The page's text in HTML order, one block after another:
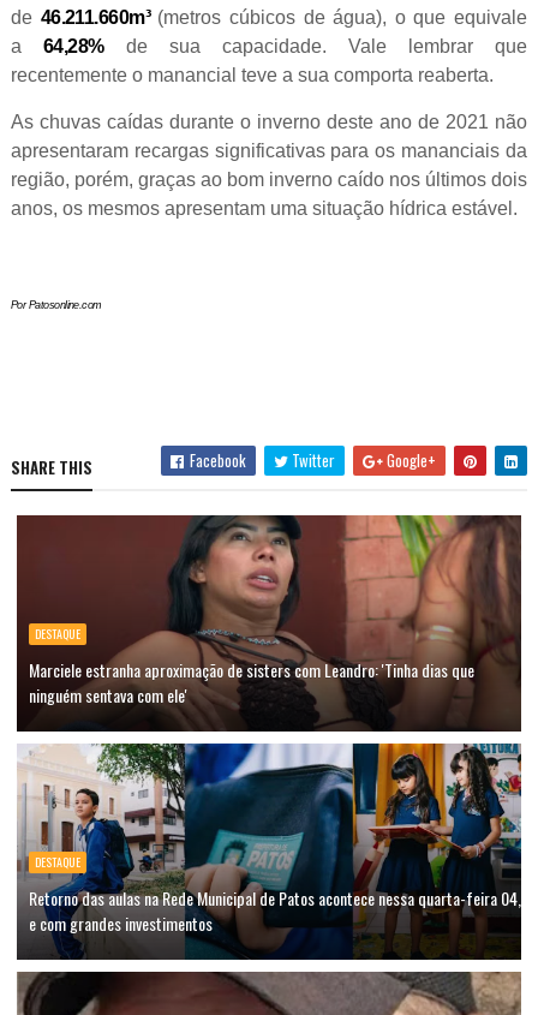
de 46.211.660m³ (metros cúbicos de água), o que equivale
a 64,28%de sua capacidade. Vale lembrar que
recentemente o manancial teve a sua comporta reaberta.
As chuvas caídas durante o inverno deste ano de 2021 não
apresentaram recargas significativas para os mananciais da
região, porém, graças ao bom inverno caído nos últimos dois
anos, os mesmos apresentam uma situação hídrica estável.
Por Patosonline.com
SHARE THIS Facebook Twitter Google+
DESTAQUE
Marciele estranha aproximação de sisters com Leandro: 'Tinha dias que
ninguém sentava com ele'
DESTAQUE
Retorno das aulas na Rede Municipal de Patos acontece nessa quarta-feira 04,
e com grandes investimentos